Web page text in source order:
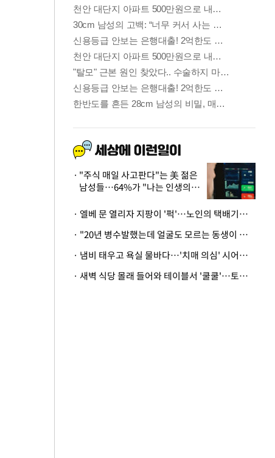
"주식 매일 사고판다"는 美 젊은
남성들…64%가 "나는 인생의
· 엘베 문 열리자 지팡이 '퍽'…노인의 택배기사 폭행 이유
· "20년 병수발했는데 얼굴도 모르는 동생이 유산 절반을"…배다른 형제 상속권 있을까
· 냄비 태우고 욕실 물바다…'치매 의심' 시어머니 검사 권유했다가 '날벼락'
· 새벽 식당 몰래 들어와 테이블서 '쿨쿨'…토사물 남기고 사라진 남성